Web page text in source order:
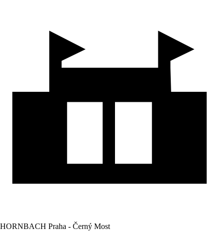
HORNBACH Praha - Černý Most